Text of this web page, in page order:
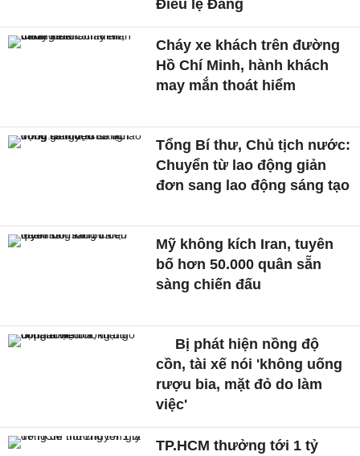
Điều lệ Đảng
Cháy xe khách trên đường
Hồ Chí Minh, hành khách
may mắn thoát hiểm
Tổng Bí thư, Chủ tịch nước:
Chuyển từ lao động giản
đơn sang lao động sáng tạo
Mỹ không kích Iran, tuyên
bố hơn 50.000 quân sẵn
sàng chiến đấu
Bị phát hiện nồng độ
cồn, tài xế nói 'không uống
rượu bia, mặt đỏ do làm
việc'
TP.HCM thưởng tới 1 tỷ